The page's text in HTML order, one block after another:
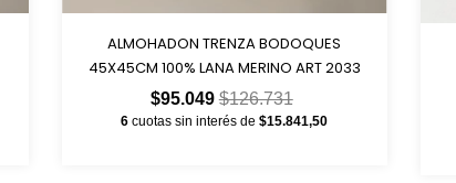
ALMOHADON TRENZA BODOQUES
45X45CM 100% LANA MERINO ART 2033
$95.049$126.731
6 cuotas sin interés de$15.841,50